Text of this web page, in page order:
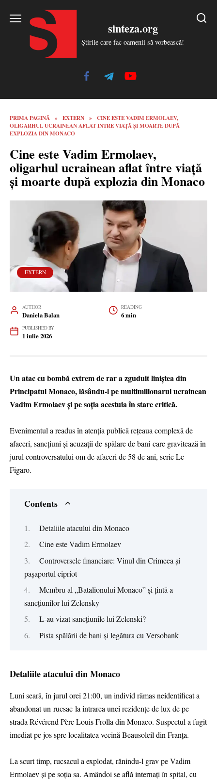
sinteza.org
Știrile care fac oamenii să vorbească!
PRIMA PAGINĂ » EXTERN »
CINE ESTE VADIM ERMOLAEV,
OLIGARHUL UCRAINEAN AFLAT ÎNTRE VIAȚĂ ȘI MOARTE DUPĂ
EXPLOZIA DIN MONACO
Cine este Vadim Ermolaev,
oligarhul ucrainean aflat între viață
și moarte după explozia din Monaco
EXTERN
AUTHOR
Daniela Balan
READING
6 min
PUBLISHED BY
1 iulie 2026
Un atac cu bombă extrem de rar a zguduit liniștea din
Principatul Monaco, lăsându-l pe multimilionarul ucrainean
Vadim Ermolaev și pe soția acestuia în stare critică.
Evenimentul a readus în atenția publică rețeaua complexă de
afaceri, sancțiuni și acuzații de spălare de bani care gravitează în
jurul controversatului om de afaceri de 58 de ani, scrie Le
Figaro.
Contents
Detaliile atacului din Monaco
Cine este Vadim Ermolaev
Controversele financiare: Vinul din Crimeea și
pașaportul cipriot
Membru al „Batalionului Monaco” și țintă a
sancțiunilor lui Zelensky
L-au vizat sancțiunile lui Zelenski?
Pista spălării de bani și legătura cu Versobank
Detaliile atacului din Monaco
Luni seară, în jurul orei 21:00, un individ rămas neidentificat a
abandonat un rucsac la intrarea unei rezidențe de lux de pe
strada Révérend Père Louis Frolla din Monaco. Suspectul a fugit
imediat pe jos spre localitatea vecină Beausoleil din Franța.
La scurt timp, rucsacul a explodat, rănindu-l grav pe Vadim
Ermolaev și pe soția sa. Amândoi se află internați în spital, cu